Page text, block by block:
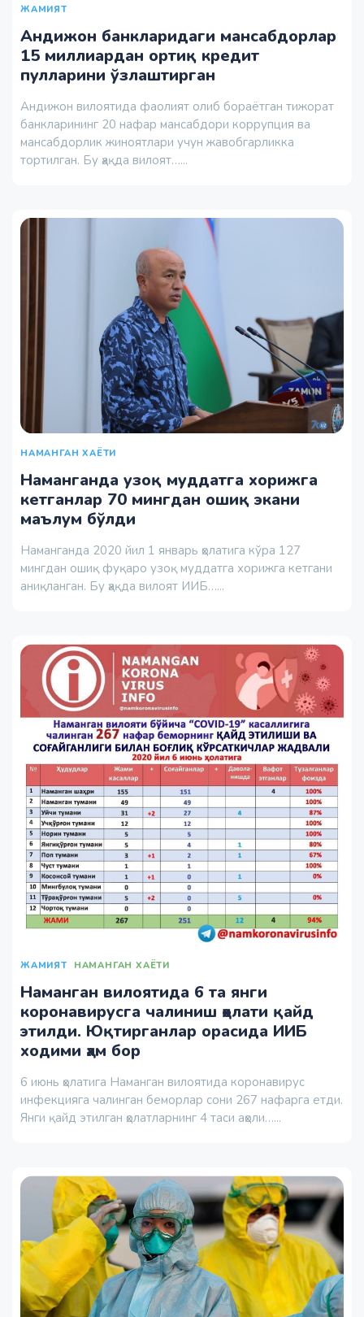
ЖАМИЯТ
Андижон банкларидаги мансабдорлар
15 миллиардан ортиқ кредит
пулларини ўзлаштирган
Андижон вилоятида фаолият олиб бораётган тижорат
банкларининг 20 нафар мансабдори коррупция ва
мансабдорлик жиноятлари учун жавобгарликка
тортилган. Бу ҳақда вилоят…...
НАМАНГАН ХАЁТИ
Наманганда узоқ муддатга хорижга
кетганлар 70 мингдан ошиқ экани
маълум бўлди
Наманганда 2020 йил 1 январь ҳолатига кўра 127
мингдан ошиқ фуқаро узоқ муддатга хорижга кетгани
аниқланган. Бу ҳақда вилоят ИИБ…...
ЖАМИЯТ НАМАНГАН ХАЁТИ
Наманган вилоятида 6 та янги
коронавирусга чалиниш ҳолати қайд
этилди. Юқтирганлар орасида ИИБ
ходими ҳам бор
6 июнь ҳолатига Наманган вилоятида коронавирус
инфекцияга чалинган беморлар сони 267 нафарга етди.
Янги қайд этилган ҳолатларнинг 4 таси аҳоли…...